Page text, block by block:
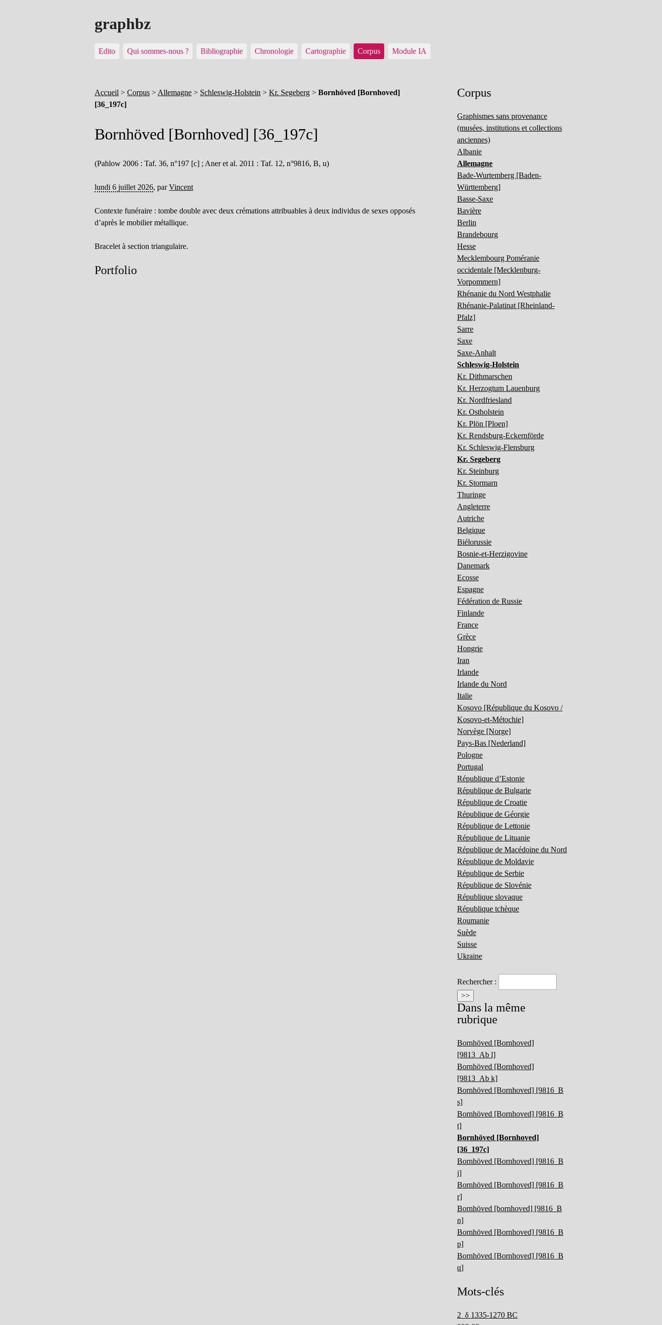
graphbz
Edito Qui sommes-nous ? Bibliographie Chronologie Cartographie Corpus Module IA
Accueil > Corpus > Allemagne > Schleswig-Holstein > Kr. Segeberg > Bornhöved [Bornhoved]
[36_197c]
Bornhöved [Bornhoved] [36_197c]
(Pahlow 2006 : Taf. 36, n°197 [c] ; Aner et al. 2011 : Taf. 12, n°9816, B, u)
lundi 6 juillet 2026, parVincent
Contexte funéraire : tombe double avec deux crémations attribuables à deux individus de sexes opposés
d’après le mobilier métallique.
Bracelet à section triangulaire.
Portfolio
Corpus
Graphismes sans provenance
(musées, institutions et collections
anciennes)
Albanie
Allemagne
Bade-Wurtemberg [Baden-
Württemberg]
Basse-Saxe
Bavière
Berlin
Brandebourg
Hesse
Mecklembourg Poméranie
occidentale [Mecklenburg-
Vorpommern]
Rhénanie du Nord Westphalie
Rhénanie-Palatinat [Rheinland-
Pfalz]
Sarre
Saxe
Saxe-Anhalt
Schleswig-Holstein
Kr. Dithmarschen
Kr. Herzogtum Lauenburg
Kr. Nordfriesland
Kr. Ostholstein
Kr. Plön [Ploen]
Kr. Rendsburg-Eckernförde
Kr. Schleswig-Flensburg
Kr. Segeberg
Kr. Steinburg
Kr. Stormarn
Thuringe
Angleterre
Autriche
Belgique
Biélorussie
Bosnie-et-Herzigovine
Danemark
Ecosse
Espagne
Fédération de Russie
Finlande
France
Grèce
Hongrie
Iran
Irlande
Irlande du Nord
Italie
Kosovo [République du Kosovo /
Kosovo-et-Métochie]
Norvège [Norge]
Pays-Bas [Nederland]
Pologne
Portugal
République d’Estonie
République de Bulgarie
République de Croatie
République de Géorgie
République de Lettonie
République de Lituanie
République de Macédoine du Nord
République de Moldavie
République de Serbie
République de Slovénie
République slovaque
République tchèque
Roumanie
Suède
Suisse
Ukraine
Rechercher :
Dans la même
rubrique
Bornhöved [Bornhoved]
[9813_Ab l]
Bornhöved [Bornhoved]
[9813_Ab k]
Bornhöved [Bornhoved] [9816_B
s]
Bornhöved [Bornhoved] [9816_B
t]
Bornhöved [Bornhoved]
[36_197c]
Bornhöved [Bornhoved] [9816_B
j]
Bornhöved [Bornhoved] [9816_B
r]
Bornhöved [bornhoved] [9816_B
n]
Bornhöved [Bornhoved] [9816_B
p]
Bornhöved [Bornhoved] [9816_B
q]
Mots-clés
2_δ 1335-1270 BC